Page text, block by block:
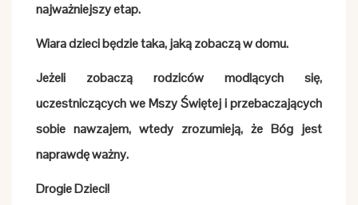
najważniejszy etap.
Wiara dzieci będzie taka, jaką zobaczą w domu.
Jeżeli zobaczą rodziców modlących się,
uczestniczących we Mszy Świętej i przebaczających
sobie nawzajem, wtedy zrozumieją, że Bóg jest
naprawdę ważny.
Drogie Dzieci!